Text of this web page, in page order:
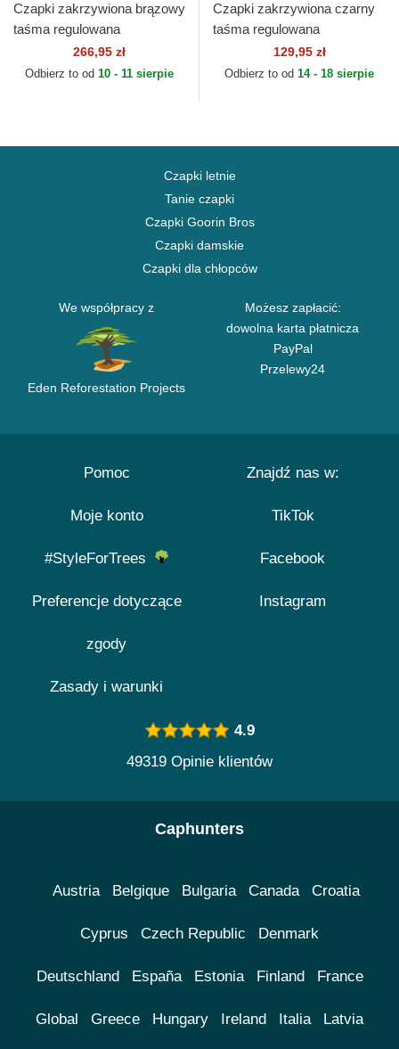
Czapki zakrzywiona brązowy
taśma regulowana
9TWENTY A Frame Wool
Pinstripe Chicago White Sox
266,95 zł
Odbierz to od 10 - 11 sierpie
Czapki zakrzywiona czarny
taśma regulowana
9TWENTY Core Classic
Chicago White Sox MLB New
129,95 zł
Odbierz to od 14 - 18 sierpie
Czapki letnie
Tanie czapki
Czapki Goorin Bros
Czapki damskie
Czapki dla chłopców
We współpracy z
Eden Reforestation Projects
Możesz zapłacić:
dowolna karta płatnicza
PayPal
Przelewy24
Pomoc
Moje konto
#StyleForTrees
Preferencje dotyczące
zgody
Zasady i warunki
Znajdź nas w:
TikTok
Facebook
Instagram
4.9
49319 Opinie klientów
Caphunters
Austria Belgique Bulgaria Canada Croatia
Cyprus Czech Republic Denmark
Deutschland España Estonia Finland France
Global Greece Hungary Ireland Italia Latvia